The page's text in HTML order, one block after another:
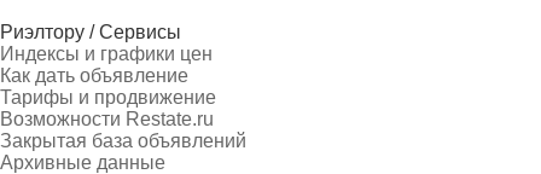
Риэлтору / Сервисы
Индексы и графики цен
Как дать объявление
Тарифы и продвижение
Возможности Restate.ru
Закрытая база объявлений
Архивные данные